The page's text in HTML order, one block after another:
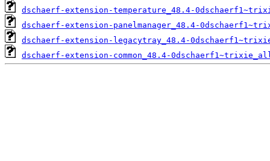
dschaerf-extension-temperature_48.4-
dschaerf-extension-panelmanager_48.4-
dschaerf-extension-legacytray_48.4-
dschaerf-extension-common_48.4-